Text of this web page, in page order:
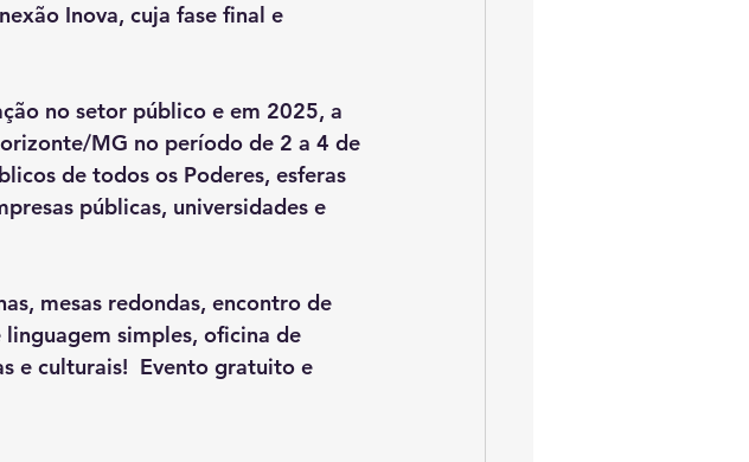
Inova, cuja fase final e
no setor público e em 2025, a
MG no período de 2 a 4 de
de todos os Poderes, esferas
públicas, universidades e
mesas redondas, encontro de
simples, oficina de
e culturais!  Evento gratuito e